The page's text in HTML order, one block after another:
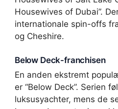
Housewives of Dubai”.
internationale spin-offs
og Cheshire.
Below Deck-franchisen
En anden ekstremt
er “Below Deck”. Serien
luksusyachter, mens de